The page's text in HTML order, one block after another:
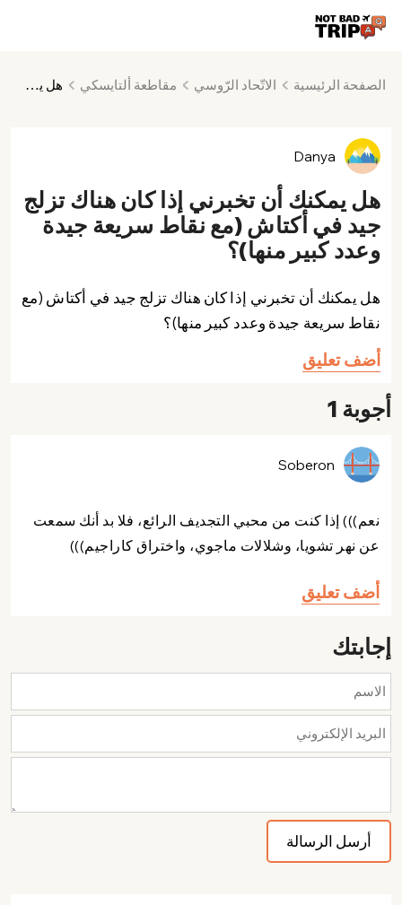
الصفحة الرئيسية الاتّحاد الرّوسي مقاطعة ألتايسكي هل يمكنك أن تخبرني إذا كان هناك تزلج جيد في أكتاش (مع نقاط سريعة جيدة وعدد كبير منها)؟
Danya
هل يمكنك أن تخبرني إذا كان هناك تزلج
جيد في أكتاش (مع نقاط سريعة جيدة
وعدد كبير منها)؟
هل يمكنك أن تخبرني إذا كان هناك تزلج جيد في أكتاش (مع
نقاط سريعة جيدة وعدد كبير منها)؟
أضف تعليق
أجوبة 1
Soberon
نعم))) إذا كنت من محبي التجديف الرائع، فلا بد أنك سمعت
عن نهر تشويا، وشلالات ماجوي، واختراق كاراجيم)))
أضف تعليق
إجابتك